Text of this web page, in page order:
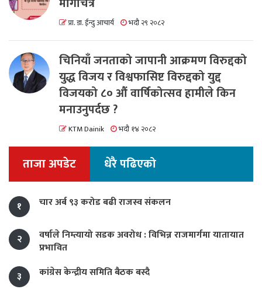
प्रा. डा. ईन्दु आचार्य भदौ २९ २०८२
चिनियाँ जनताको जापानी आक्रमण विरुद्दको
युद्ध विजय र विश्वफासिष्ट विरुद्दको युद्द
विजयको ८० औं वार्षिकोत्सव हामीले किन
मनाउनुपर्दछ ?
KTM Dainik भदौ १४ २०८२
ताजा अपडेट धेरै पढिएको
१ चार अर्ब ९३ करोड बढी राजस्व संकलन
२
वर्षाले निम्त्यायो सडक अवरोध : विभिन्न राजमार्गमा यातायात
प्रभावित
३
कांग्रेस केन्द्रीय समिति बैठक बस्दै